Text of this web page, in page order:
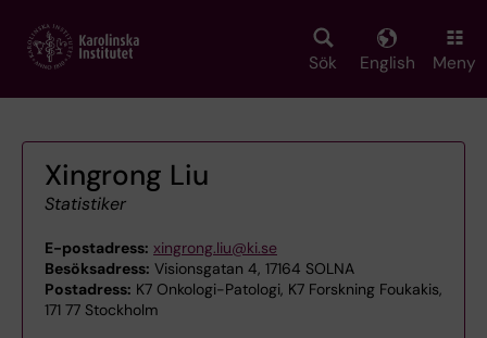
main
Sök English Meny
Xingrong Liu
Statistiker
E-postadress: xingrong.liu@ki.se
Besöksadress: Visionsgatan 4, 17164 SOLNA
Postadress: K7 Onkologi-Patologi, K7 Forskning Foukakis,
171 77 Stockholm